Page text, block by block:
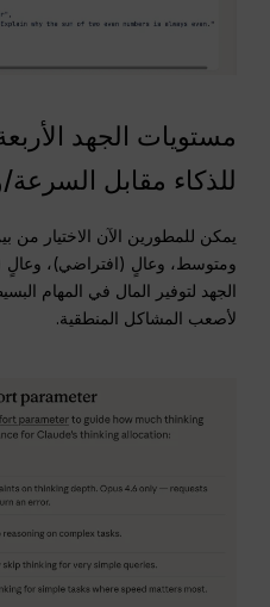
مستويات الجهد
للذكاء مقابل
يمكن للمطورين الآن الاختيار
ومتوسط، وعالٍ (افتراضي)،
الجهد لتوفير المال في المهام
لأصعب المشاكل المنطقية.